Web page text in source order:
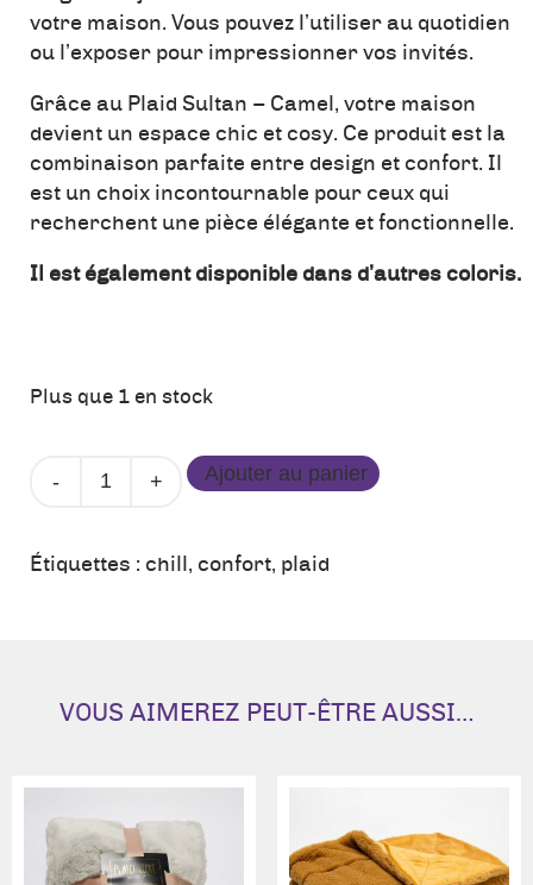
votre maison. Vous pouvez l’utiliser au quotidien
ou l’exposer pour impressionner vos invités.
Grâce au Plaid Sultan – Camel, votre maison
devient un espace chic et cosy. Ce produit est la
combinaison parfaite entre design et confort. Il
est un choix incontournable pour ceux qui
recherchent une pièce élégante et fonctionnelle.
Il est également disponible dans d’autres coloris.
Plus que 1 en stock
quantité
Sultan
Ajouter au panier
Étiquettes : chill , confort, plaid
VOUS AIMEREZ PEUT-ÊTRE AUSSI…